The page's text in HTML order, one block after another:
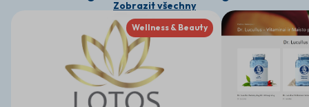
zázraky, ale snaží sa klientom vyjsť v ústrety a
ponúknuť možnosti a ošetrenie, ako dokonale
vyzerať a dobre sa cítiť. Príďte k nám zabudnúť na
svoje starosti, zmeniť svoj vzhľad, relaxovať.
Zobrazit všechny
Wellness & Beauty